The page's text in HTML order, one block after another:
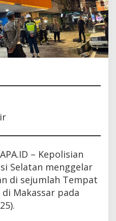
– Kepolisian
Selatan menggelar
di sejumlah Tempat
Makassar pada